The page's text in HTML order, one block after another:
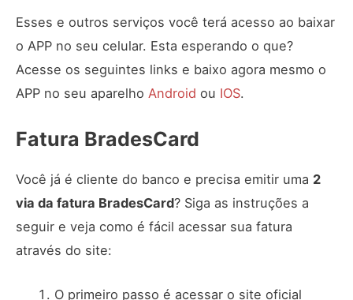
Esses e outros serviços você terá acesso ao baixar
o APP no seu celular. Esta esperando o que?
Acesse os seguintes links e baixo agora mesmo o
APP no seu aparelho Android ou IOS.
Fatura BradesCard
Você já é cliente do banco e precisa emitir uma 2
via da fatura BradesCard? Siga as instruções a
seguir e veja como é fácil acessar sua fatura
através do site:
O primeiro passo é acessar o site oficial